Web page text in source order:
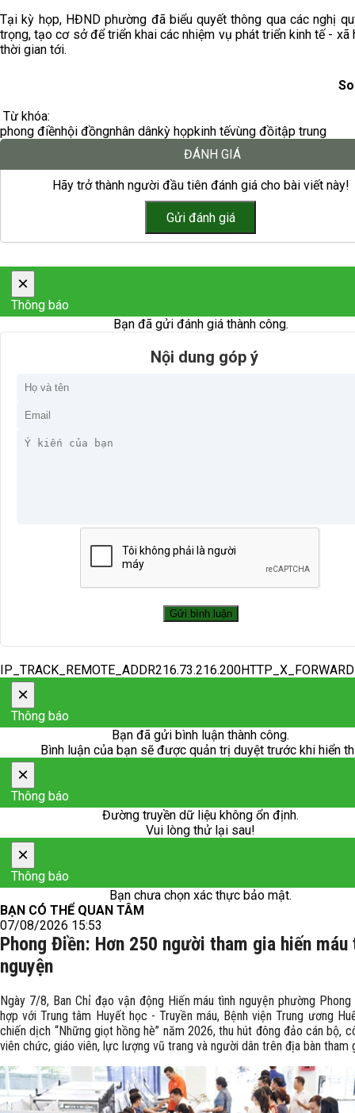
Tại kỳ họp, HĐND phường đã biểu quyết thông qua các nghị
trọng, tạo cơ sở để triển khai các nhiệm vụ phát triển kinh tế - xã
thời gian tới.
Từ khóa:
phong điềnhội đồngnhân dânkỳ họpkinh tếvùng đồitập trung
ĐÁNH GIÁ
Hãy trở thành người đầu tiên đánh giá cho bài viết này!
×
Thông báo
Bạn đã gửi đánh giá thành công.
Nội dung góp ý
×
Thông báo
Bạn đã gửi bình luận thành công.
Bình luận của bạn sẽ được quản trị duyệt trước khi hiển
×
Thông báo
Đường truyền dữ liệu không ổn định.
Vui lòng thử lại sau!
×
Thông báo
Bạn chưa chọn xác thực bảo mật.
BẠN CÓ THỂ QUAN TÂM
07/08/2026 15:53
Phong Điền: Hơn 250 người tham gia hiến máu
nguyện
Ngày 7/8, Ban Chỉ đạo vận động Hiến máu tình nguyện phường
hợp với Trung tâm Huyết học - Truyền máu, Bệnh viện Trung ương
chiến dịch “Những giọt hồng hè” năm 2026, thu hút đông đảo cán bộ,
viên chức, giáo viên, lực lượng vũ trang và người dân trên địa bàn tham